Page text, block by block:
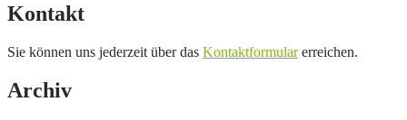
Kontakt
Sie können uns jederzeit über das Kontaktformularerreichen.
Archiv